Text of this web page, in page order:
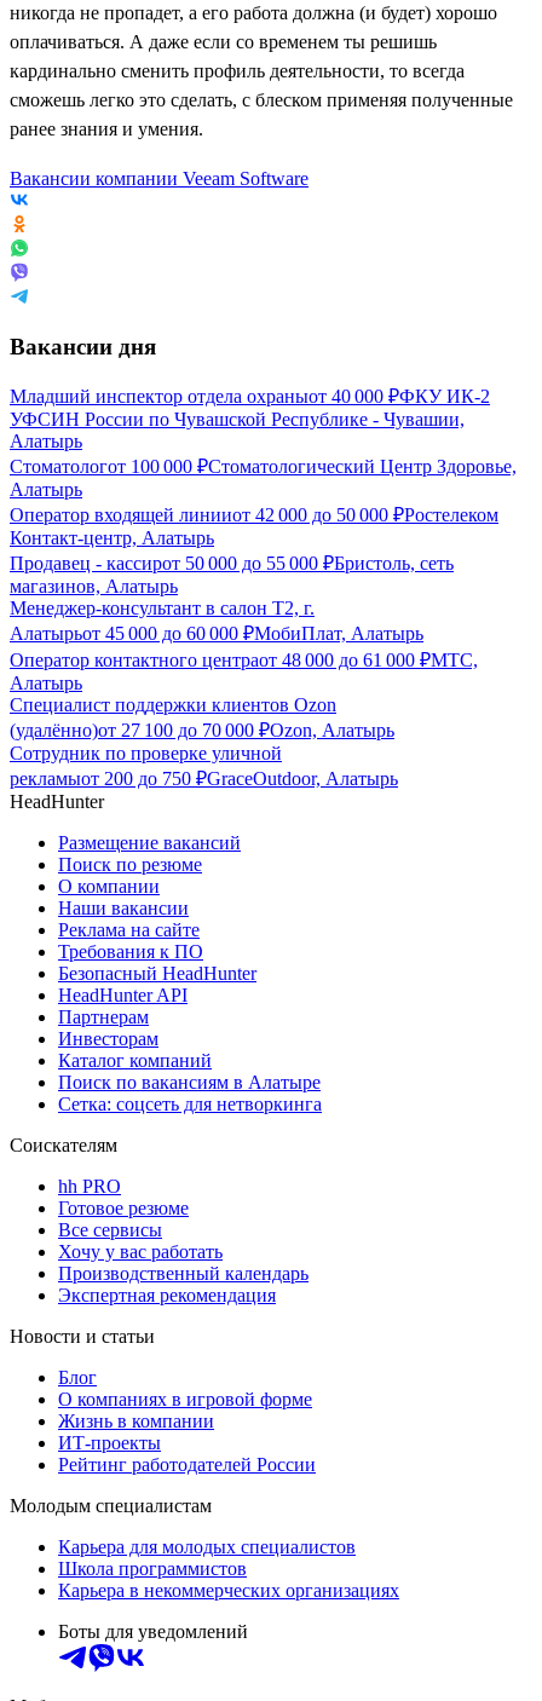
никогда не пропадет, а его работа должна (и будет) хорошо
оплачиваться. А даже если со временем ты решишь
кардинально сменить профиль деятельности, то всегда
сможешь легко это сделать, с блеском применяя полученные
ранее знания и умения.
Вакансии компании Veeam Software
Вакансии дня
Младший инспектор отдела охраныот 40 000 ₽ФКУ ИК-2
УФСИН России по Чувашской Республике - Чувашии,
Алатырь
Стоматологот 100 000 ₽Стоматологический Центр Здоровье,
Алатырь
Оператор входящей линииот 42 000 до 50 000 ₽Ростелеком
Контакт-центр, Алатырь
Продавец - кассирот 50 000 до 55 000 ₽Бристоль, сеть
магазинов, Алатырь
Менеджер-консультант в салон Т2, г.
Алатырьот 45 000 до 60 000 ₽МобиПлат, Алатырь
Оператор контактного центраот 48 000 до 61 000 ₽МТС,
Алатырь
Специалист поддержки клиентов Ozon
(удалённо)от 27 100 до 70 000 ₽Ozon, Алатырь
Сотрудник по проверке уличной
рекламыот 200 до 750 ₽GraceOutdoor, Алатырь
HeadHunter
Размещение вакансий
Поиск по резюме
О компании
Наши вакансии
Реклама на сайте
Требования к ПО
Безопасный HeadHunter
HeadHunter API
Партнерам
Инвесторам
Каталог компаний
Поиск по вакансиям в Алатыре
Сетка: соцсеть для нетворкинга
Соискателям
hh PRO
Готовое резюме
Все сервисы
Хочу у вас работать
Производственный календарь
Экспертная рекомендация
Новости и статьи
Блог
О компаниях в игровой форме
Жизнь в компании
ИТ-проекты
Рейтинг работодателей России
Молодым специалистам
Карьера для молодых специалистов
Школа программистов
Карьера в некоммерческих организациях
Боты для уведомлений